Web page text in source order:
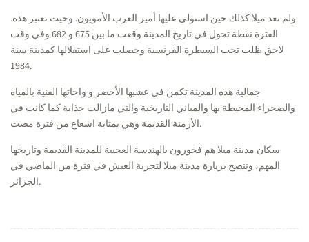
.ولم تعد ميلا كذلك حين استولى عليها أمير العرب الأمويون. وحيث تعتبر هذه
الفترة نقطة تحول في تاريخ المدينة وقعت ما بين 675 و 682 وفي وقت
لاحق ظلت تحت السيطرة الفرنسية وحصلت على استقلالها كمدينة سنة
1984.
جمالية هذه المدينة تكمن في عشبها الأخضر و واحاتها الفنية بالمياه
والصحراء المحيطة بها والمباني التاريخية والتي مازالت جذابة كما كانت في
الأزمنة القديمة وهي بمثابة اشعاع من فترة مضت.
سكان مدينة ميلا هم فخورون بالهندسة العجيبة للمدينة القديمة وتاريخها
المهم، وننصح بزيارة مدينة ميلا لتجربة العيش في فترة من الماضي في
الجزائر.